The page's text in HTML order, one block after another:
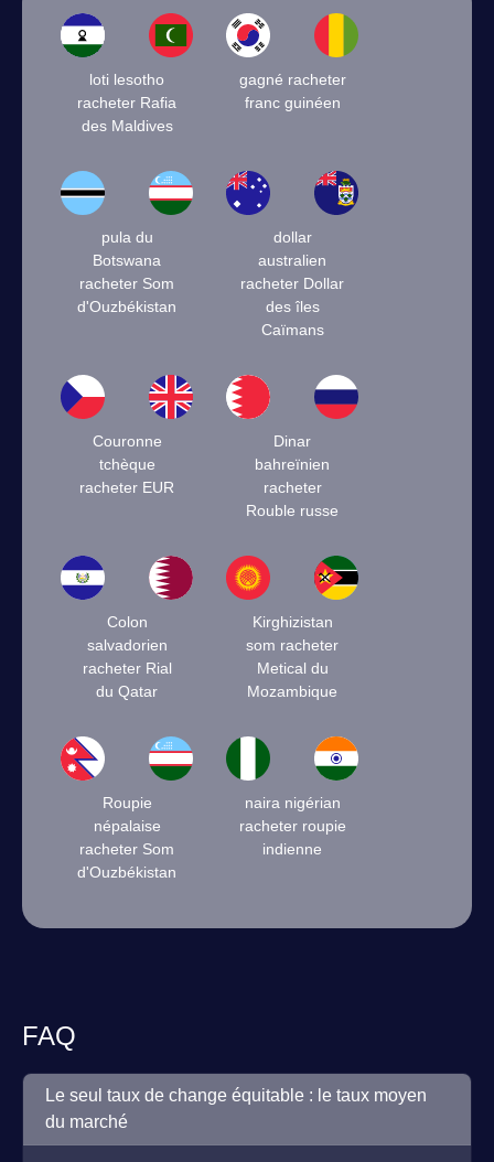
loti lesotho
racheter Rafia
des Maldives
gagné racheter
franc guinéen
pula du
Botswana
racheter Som
d'Ouzbékistan
dollar
australien
racheter Dollar
des îles
Caïmans
Couronne
tchèque
racheter EUR
Dinar
bahreïnien
racheter
Rouble russe
Colon
salvadorien
racheter Rial
du Qatar
Kirghizistan
som racheter
Metical du
Mozambique
Roupie
népalaise
racheter Som
d'Ouzbékistan
naira nigérian
racheter roupie
indienne
FAQ
Le seul taux de change équitable : le taux moyen
du marché